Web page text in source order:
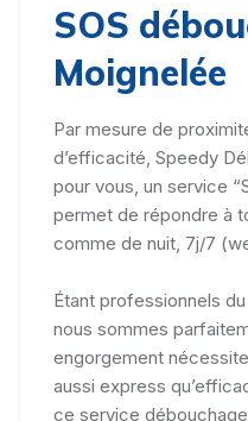
SOS
Moignelée
Par mesure de
d’efficacité, Speedy
pour vous, un service
permet de répondre à
comme de nuit, 7j/7
Étant professionnels
nous sommes
engorgement
aussi express
ce service